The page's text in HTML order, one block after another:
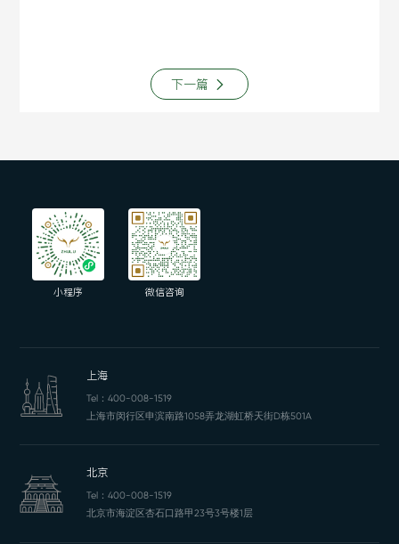
下一篇
小程序 微信咨询
上海
Tel： 400-008-1519
上海市闵行区申滨南路1058弄龙湖虹桥天街D栋501A
北京
Tel： 400-008-1519
北京市海淀区杏石口路甲23号3号楼1层